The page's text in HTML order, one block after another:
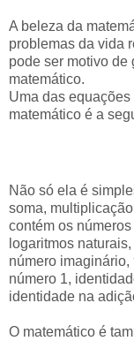
A beleza da
problemas da vida
pode ser motivo de
matemático.
Uma das
matemático é a
Não só ela é
soma,
contém os números
logaritmos naturais,
número
número 1,
identidade na
O matemático é